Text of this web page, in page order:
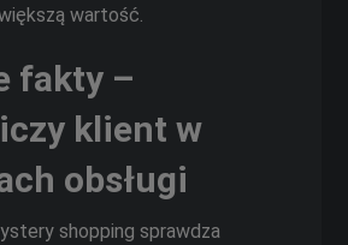
wartość.
fakty –
klient w
obsługi
shopping sprawdza